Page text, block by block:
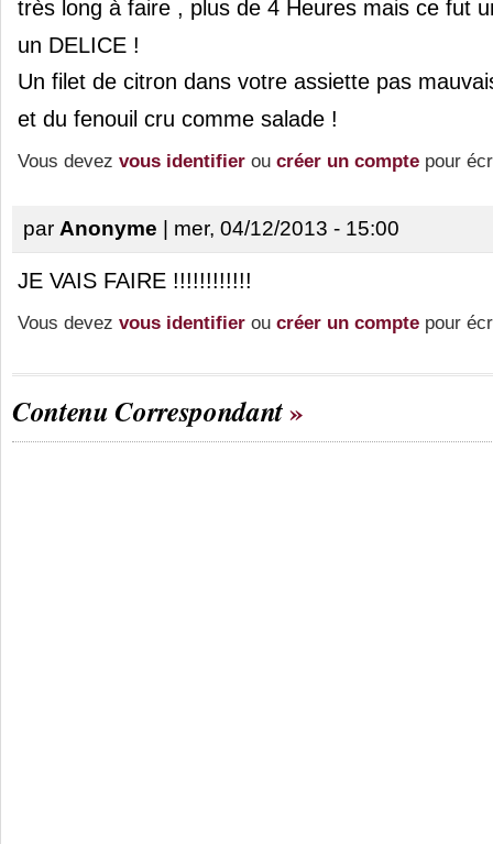
très long à faire , plus de 4 Heures mais ce fut
un DELICE !
Un filet de citron dans votre assiette pas
et du fenouil cru comme salade !
Vous devez vous identifier ou créer un compte pour
par Anonyme | mer, 04/12/2013 - 15:00
JE VAIS FAIRE !!!!!!!!!!!!
Vous devez vous identifier ou créer un compte pour
Contenu Correspondant